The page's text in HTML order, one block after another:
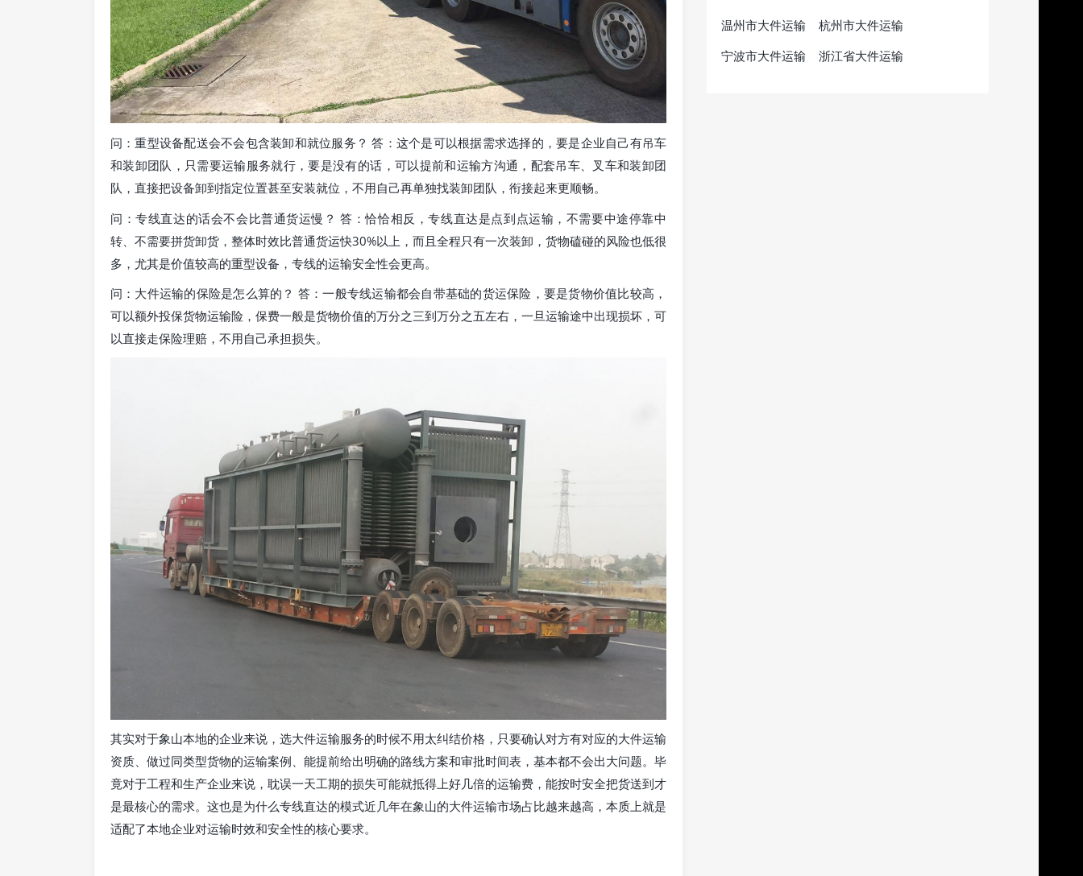
问：重型设备配送会不会包含装卸和就位服务？ 答：这个是可以根据需求选择的，要是企业自己有吊车
和装卸团队，只需要运输服务就行，要是没有的话，可以提前和运输方沟通，配套吊车、叉车和装卸团
队，直接把设备卸到指定位置甚至安装就位，不用自己再单独找装卸团队，衔接起来更顺畅。
问：专线直达的话会不会比普通货运慢？ 答：恰恰相反，专线直达是点到点运输，不需要中途停靠中
转、不需要拼货卸货，整体时效比普通货运快30%以上，而且全程只有一次装卸，货物磕碰的风险也低很
多，尤其是价值较高的重型设备，专线的运输安全性会更高。
问：大件运输的保险是怎么算的？ 答：一般专线运输都会自带基础的货运保险，要是货物价值比较高，
可以额外投保货物运输险，保费一般是货物价值的万分之三到万分之五左右，一旦运输途中出现损坏，可
以直接走保险理赔，不用自己承担损失。
其实对于象山本地的企业来说，选大件运输服务的时候不用太纠结价格，只要确认对方有对应的大件运输
资质、做过同类型货物的运输案例、能提前给出明确的路线方案和审批时间表，基本都不会出大问题。毕
竟对于工程和生产企业来说，耽误一天工期的损失可能就抵得上好几倍的运输费，能按时安全把货送到才
是最核心的需求。这也是为什么专线直达的模式近几年在象山的大件运输市场占比越来越高，本质上就是
适配了本地企业对运输时效和安全性的核心要求。
温州市大件运输
杭州市大件运输
宁波市大件运输
浙江省大件运输